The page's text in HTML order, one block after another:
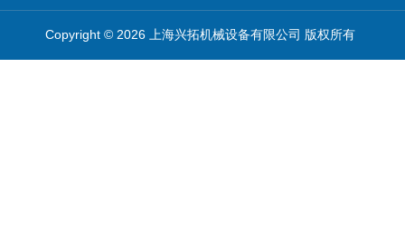
Copyright © 2026 上海兴拓机械设备有限公司 版权所有